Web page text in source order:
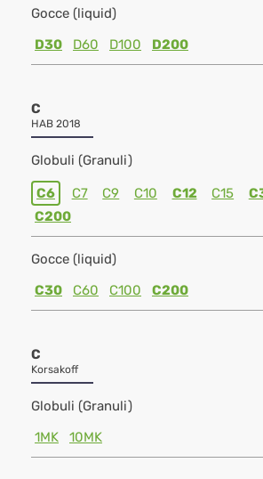
Gocce (liquid)
D30
D60 D100 D200
C
HAB 2018
Globuli (Granuli)
C6 C7 C9 C10 C12 C15
C200
Gocce (liquid)
C30
C60 C100 C200
C
Korsakoff
Globuli (Granuli)
1MK
10MK